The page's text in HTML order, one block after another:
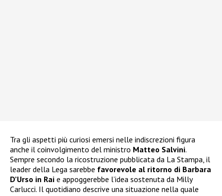
Tra gli aspetti più curiosi emersi nelle indiscrezioni figura
anche il coinvolgimento del ministro Matteo Salvini.
Sempre secondo la ricostruzione pubblicata da La Stampa, il
leader della Lega sarebbe favorevole al ritorno di Barbara
D’Urso in Rai e appoggerebbe l’idea sostenuta da Milly
Carlucci. Il quotidiano descrive una situazione nella quale